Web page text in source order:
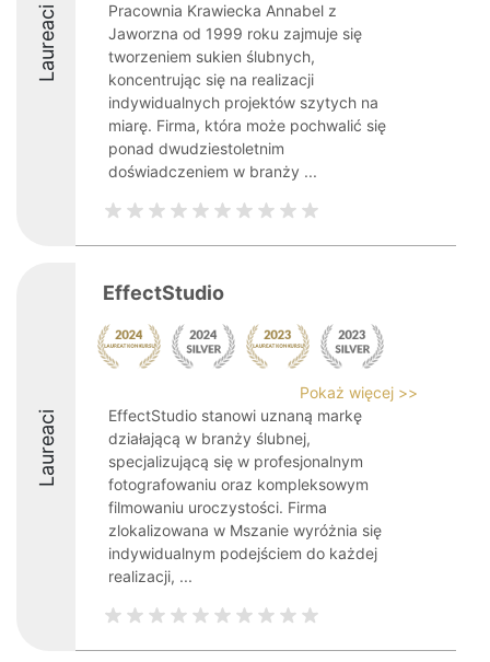
Laureaci
Pracownia Krawiecka Annabel z
Jaworzna od 1999 roku zajmuje się
tworzeniem sukien ślubnych,
koncentrując się na realizacji
indywidualnych projektów szytych na
miarę. Firma, która może pochwalić się
ponad dwudziestoletnim
doświadczeniem w branży ...
Laureaci
EffectStudio
Pokaż więcej >>
EffectStudio stanowi uznaną markę
działającą w branży ślubnej,
specjalizującą się w profesjonalnym
fotografowaniu oraz kompleksowym
filmowaniu uroczystości. Firma
zlokalizowana w Mszanie wyróżnia się
indywidualnym podejściem do każdej
realizacji, ...